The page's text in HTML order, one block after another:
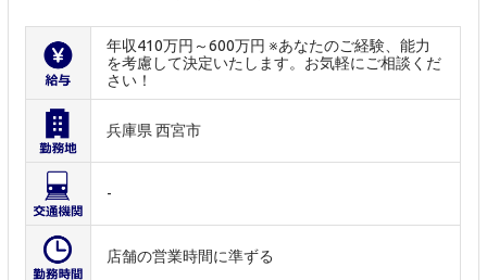
年収410万円～600万円 ※あなたのご経験、能力
を考慮して決定いたします。お気軽にご相談くだ
さい！
兵庫県 西宮市
-
店舗の営業時間に準ずる